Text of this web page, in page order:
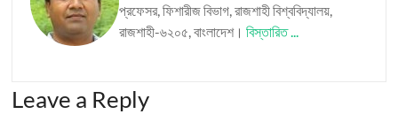
প্রফেসর, ফিশারীজ বিভাগ, রাজশাহী বিশ্ববিদ্যালয়,
রাজশাহী-৬২০৫, বাংলাদেশ।বিস্তারিত ...
Leave a Reply